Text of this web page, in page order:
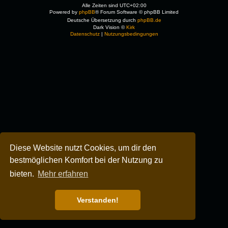
Diese Website nutzt Cookies, um dir den
bestmöglichen Komfort bei der Nutzung zu
bieten. Mehr erfahren
Verstanden!
Alle Zeiten sind UTC+02:00
Powered by phpBB® Forum Software © phpBB Limited
Deutsche Übersetzung durch phpBB.de
Dark Vision ©Kirk
Datenschutz| Nutzungsbedingungen